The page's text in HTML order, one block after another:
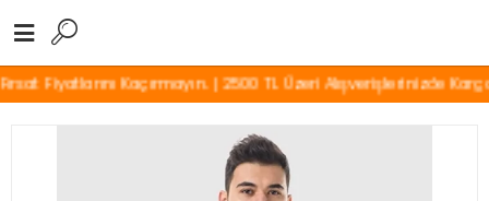
Fiyatlarını Kaçırmayın. | 2500 TL Üzeri Alışverişlerinizde Kargo